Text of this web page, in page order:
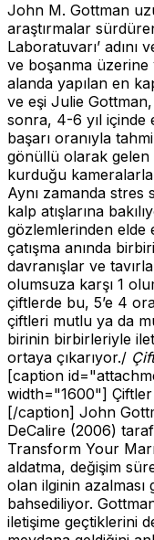
John M. Gottman
araştırmalar
Laboratuvarı’ adını
ve boşanma
alanda yapılan en
ve eşi Julie
sonra, 4-6 yıl içinde
başarı oranıyla
gönüllü olarak gelen
kurduğu
Aynı zamanda
kalp atışlarına
gözlemlerinden
çatışma anında
davranışlar ve
olumsuza karşı 1
çiftlerde bu, 5’e 4
çiftleri mutlu ya da
birinin birbirleriyle
ortaya çıkarıyor./
[caption
width="1600"]
[/caption] John
DeCalire (2006)
Transform Your
aldatma, değişim
olan ilginin
bahsediliyor.
iletişime geçtiklerini